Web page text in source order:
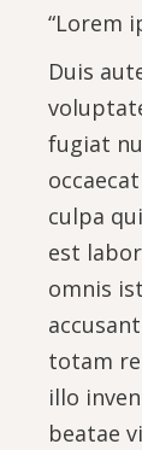
“Lorem
Duis
fugiat
culpa
est
omnis
totam
illo
beatae